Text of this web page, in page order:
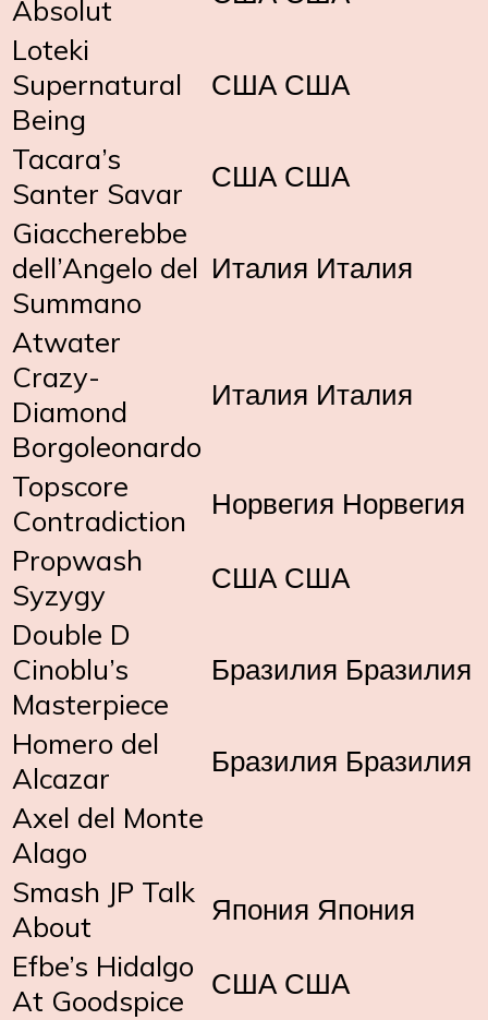
Absolut
Loteki
Supernatural
Being
США США
Tacara’s
Santer Savar
США США
Giaccherebbe
dell’Angelo del
Summano
Италия Италия
Atwater
Crazy-
Diamond
Borgoleonardo
Италия Италия
Topscore
Contradiction
Норвегия Норвегия
Propwash
Syzygy
США США
Double D
Cinoblu’s
Masterpiece
Бразилия Бразилия
Homero del
Alcazar
Бразилия Бразилия
Axel del Monte
Alago
Smash JP Talk
About
Япония Япония
Efbe’s Hidalgo
At Goodspice
США США